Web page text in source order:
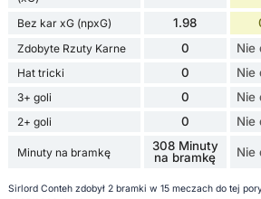
Bez kar xG (npxG) 1.98
Zdobyte Rzuty Karne 0 Nie
Hat tricki 0 Nie
3+ goli 0 Nie
2+ goli 0 Nie
Minuty na bramkę
308 Minuty
na bramkę
Nie
Sirlord Conteh zdobył 2 bramki w 15 meczach do tej